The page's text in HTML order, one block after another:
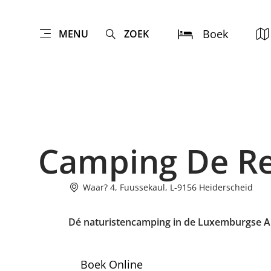
MENU ZOEK Boek
Camping De
Waar? 4, Fuussekaul, L-9156 Heiderscheid
Dé naturistencamping in de Luxemburgse
Boek Online